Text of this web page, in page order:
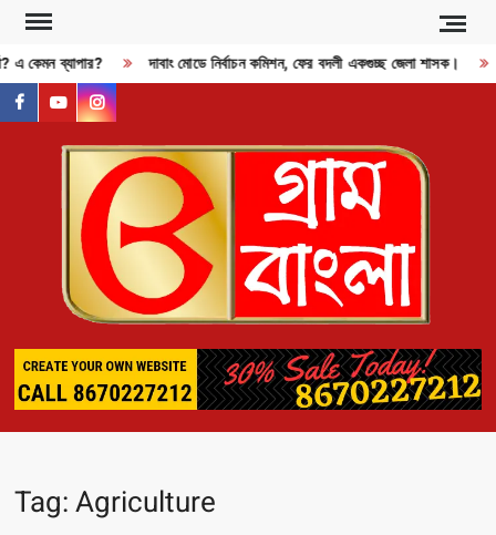
Skip
content
এ কেমন ব্যাপার? দাবাং মোডে নির্বাচন কমিশন, ফের বদলী একগুচ্ছ জেলা শাসক।
facebook
youtubeinstagram
Tag:Agriculture